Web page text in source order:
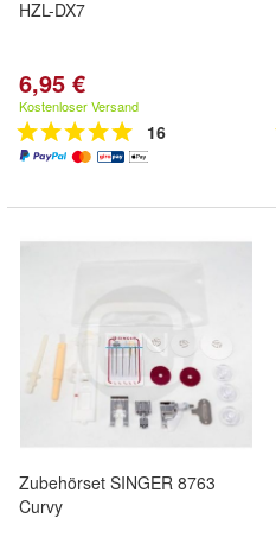
HZL-DX7
6,95 €
Kostenloser Versand
16
Zubehörset SINGER 8763
Curvy